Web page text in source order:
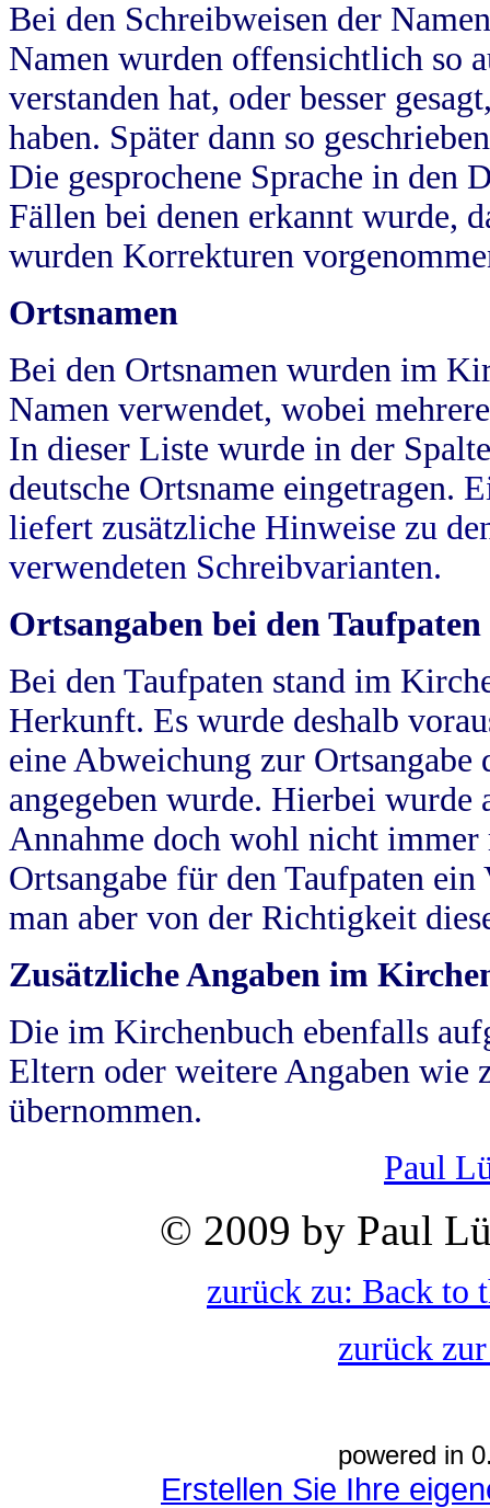
Bei den Schreibweisen der
Namen wurden offensichtlich so
verstanden hat, oder besser
haben. Später dann so
Die gesprochene Sprache in
Fällen bei denen erkannt wurde,
wurden Korrekturen
Ortsnamen
Bei den Ortsnamen wurden im
Namen verwendet, wobei
In dieser Liste wurde in der
deutsche Ortsname eingetragen.
liefert zusätzliche Hinweise zu
verwendeten Schreibvarianten.
Ortsangaben bei den Taufpaten
Bei den Taufpaten stand im
Herkunft. Es wurde deshalb
eine Abweichung zur
angegeben wurde. Hierbei wurde
Annahme doch wohl nicht
Ortsangabe für den Taufpaten
man aber von der Richtigkeit
Zusätzliche Angaben im
Die im Kirchenbuch ebenfalls
Eltern oder weitere Angaben wie
übernommen.
Paul
© 2009 by Paul
zurück zu: Back to
zurück
powered in
Erstellen Sie Ihre